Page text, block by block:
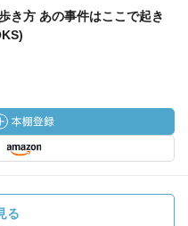
き方 あの事件はここで起き
る